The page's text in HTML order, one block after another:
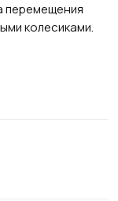
перемещения
колесиками.